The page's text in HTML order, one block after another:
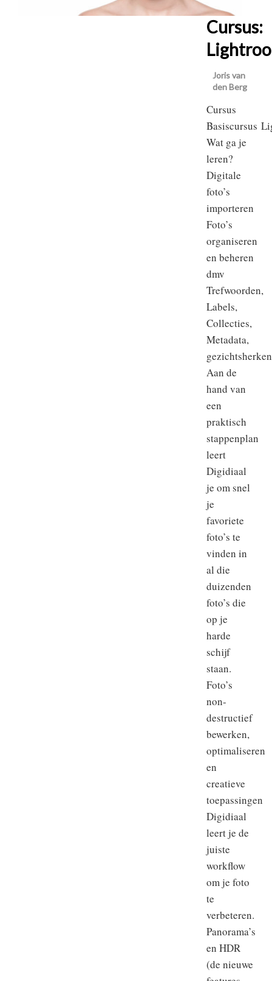
Cursus:
Joris van
den Berg
Cursus
Basiscursus
Wat ga je
leren?
Digitale
foto’s
importeren
Foto’s
organiseren
en beheren
dmv
Trefwoorden,
Labels,
Collecties,
Metadata,
Aan de
hand van
een
praktisch
stappenplan
leert
Digidiaal
je om snel
je
favoriete
foto’s te
vinden in
al die
duizenden
foto’s die
op je
harde
schijf
staan.
Foto’s
non-
destructief
bewerken,
optimaliseren
en
creatieve
toepassingen
Digidiaal
leert je de
juiste
workflow
om je foto
te
verbeteren.
Panorama’s
en HDR
(de nieuwe